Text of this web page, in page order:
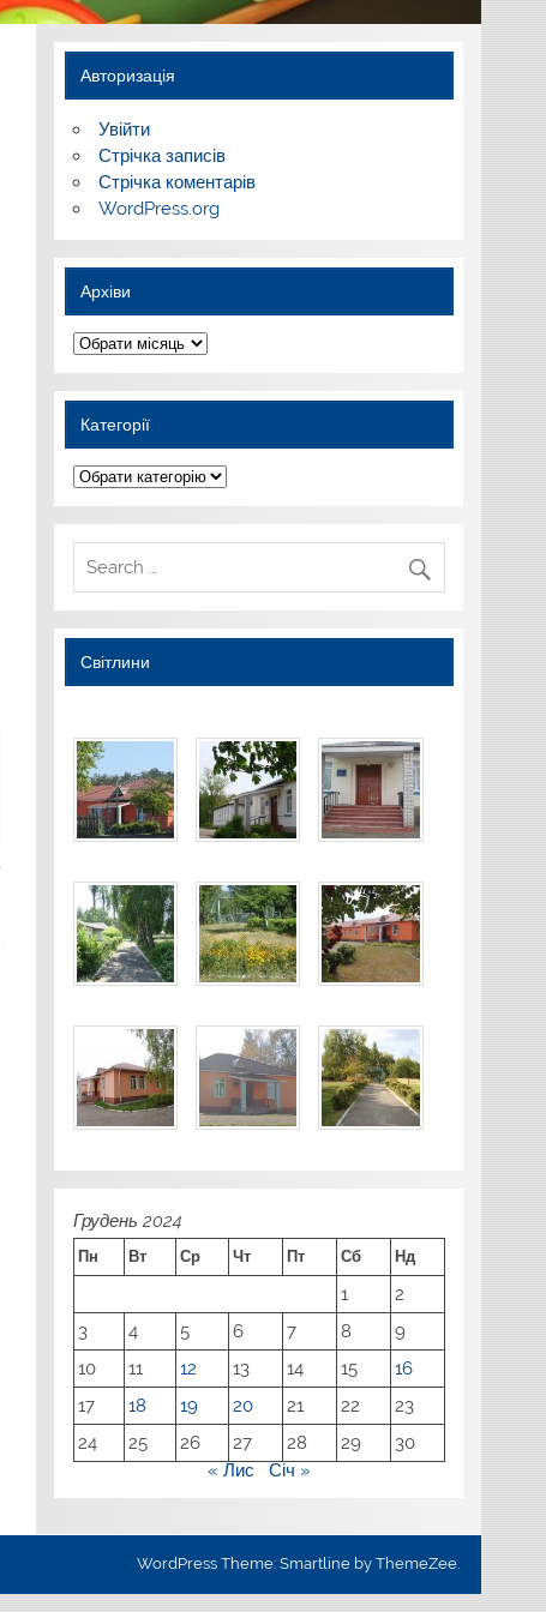
Авторизація
Увійти
Стрічка записів
Стрічка коментарів
WordPress.org
Архіви
Архіви
Категорії
Категорії
Світлини
Грудень 2024
Пн Вт Ср Чт Пт Сб Нд
1
2
3
4 5 6 7 8
9
10
11 12 13 14 15
16
17
18 19 20 21 22
23
24
25 26 27 28 29
30
« Лис
Січ »
WordPress Theme: Smartline by ThemeZee.